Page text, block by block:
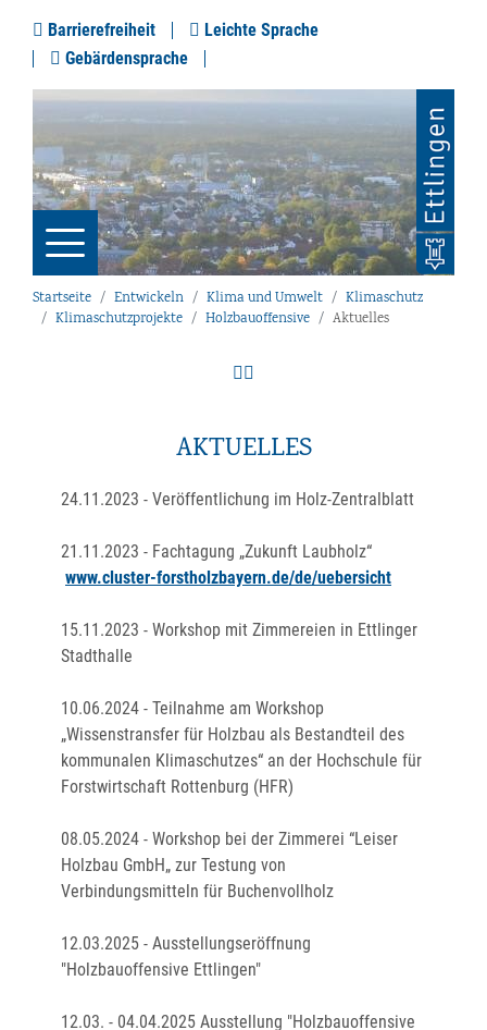
Barrierefreiheit
Leichte Sprache
Gebärdensprache
Startseite Entwickeln Klima und Umwelt
Klimaschutz
Klimaschutzprojekte
Holzbauoffensive Aktuelles
AKTUELLES
24.11.2023 - Veröffentlichung im Holz-Zentralblatt
21.11.2023 - Fachtagung „Zukunft Laubholz“
www.cluster-forstholzbayern.de/de/uebersicht
15.11.2023 - Workshop mit Zimmereien in Ettlinger
Stadthalle
10.06.2024 - Teilnahme am Workshop
„Wissenstransfer für Holzbau als Bestandteil des
kommunalen Klimaschutzes“ an der Hochschule für
Forstwirtschaft Rottenburg (HFR)
08.05.2024 - Workshop bei der Zimmerei “Leiser
Holzbau GmbH„ zur Testung von
Verbindungsmitteln für Buchenvollholz
12.03.2025 - Ausstellungseröffnung
"Holzbauoffensive Ettlingen"
12.03. - 04.04.2025 Ausstellung "Holzbauoffensive